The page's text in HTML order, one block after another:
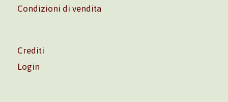
Condizioni di vendita
Crediti
Login